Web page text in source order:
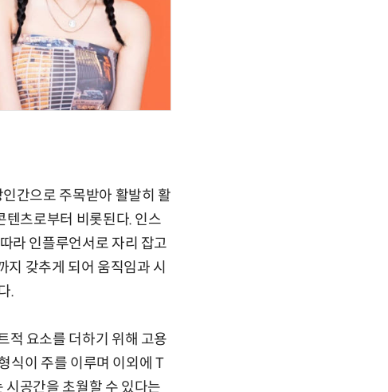
간으로 주목받아 활발히 활
츠로부터 비롯된다. 인스
라 인플루언서로 자리 잡고
갖추게 되어 움직임과 시
.
적 요소를 더하기 위해 고용
식이 주를 이루며 이외에 T
시공간을 초월할 수 있다는